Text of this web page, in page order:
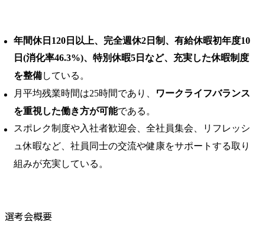
年間休日120日以上、完全週休2日制、有給休暇初年度10
日(消化率46.3%)、特別休暇5日など、充実した休暇制度
を整備している。 ​
月平均残業時間は25時間であり、
ワークライフバランス
を重視した働き方が可能である。 ​
スポレク制度や入社者歓迎会、全社員集会、リフレッシ
ュ休暇など、社員同士の交流や健康をサポートする取り
組みが充実している。
選考会概要